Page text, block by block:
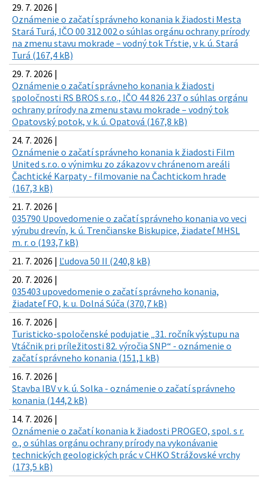
29. 7. 2026 |
Oznámenie o začatí správneho konania k žiadosti Mesta
Stará Turá, IČO 00 312 002 o súhlas orgánu ochrany prírody
na zmenu stavu mokrade – vodný tok Tŕstie, v k. ú. Stará
Turá (167,4 kB)
29. 7. 2026 |
Oznámenie o začatí správneho konania k žiadosti
spoločnosti RS BROS s.r.o., IČO 44 826 237 o súhlas orgánu
ochrany prírody na zmenu stavu mokrade – vodný tok
Opatovský potok, v k. ú. Opatová (167,8 kB)
24. 7. 2026 |
Oznámenie o začatí správneho konania k žiadosti Film
United s.r.o. o výnimku zo zákazov v chránenom areáli
Čachtické Karpaty - filmovanie na Čachtickom hrade
(167,3 kB)
21. 7. 2026 |
035790 Upovedomenie o začatí správneho konania vo veci
výrubu drevín, k. ú. Trenčianske Biskupice, žiadateľ MHSL
m. r. o (193,7 kB)
21. 7. 2026 | Ľudova 50 II (240,8 kB)
20. 7. 2026 |
035403 upovedomenie o začatí správneho konania,
žiadateľ FO, k. u. Dolná Súča (370,7 kB)
16. 7. 2026 |
Turisticko-spoločenské podujatie „31. ročník výstupu na
Vtáčnik pri príležitosti 82. výročia SNP“ - oznámenie o
začatí správneho konania (151,1 kB)
16. 7. 2026 |
Stavba IBV v k. ú. Solka - oznámenie o začatí správneho
konania (144,2 kB)
14. 7. 2026 |
Oznámenie o začatí konania k žiadosti PROGEO, spol. s r.
o., o súhlas orgánu ochrany prírody na vykonávanie
technických geologických prác v CHKO Strážovské vrchy
(173,5 kB)